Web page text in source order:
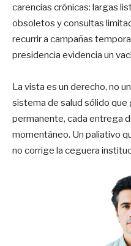
carencias crónicas: largas
obsoletos y consultas
recurrir a campañas
presidencia evidencia un
La vista es un derecho, no
sistema de salud sólido
permanente, cada entrega
momentáneo. Un paliativo
no corrige la ceguera